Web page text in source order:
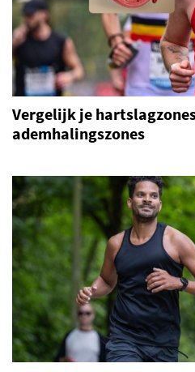
Vergelijk je
ademhalingszones